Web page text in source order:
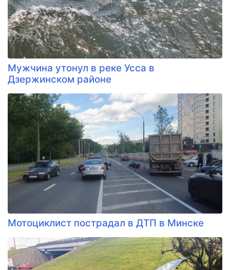
Мужчина утонул в реке Усса в
Дзержинском районе
Мотоциклист пострадал в ДТП в Минске